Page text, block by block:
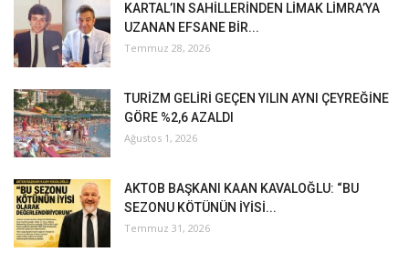
KARTAL’IN SAHİLLERİNDEN LİMAK LİMRA’YA
UZANAN EFSANE BİR...
Temmuz 28, 2026
TURİZM GELİRİ GEÇEN YILIN AYNI ÇEYREĞİNE
GÖRE %2,6 AZALDI
Ağustos 1, 2026
AKTOB BAŞKANI KAAN KAVALOĞLU: “BU
SEZONU KÖTÜNÜN İYİSİ...
Temmuz 31, 2026